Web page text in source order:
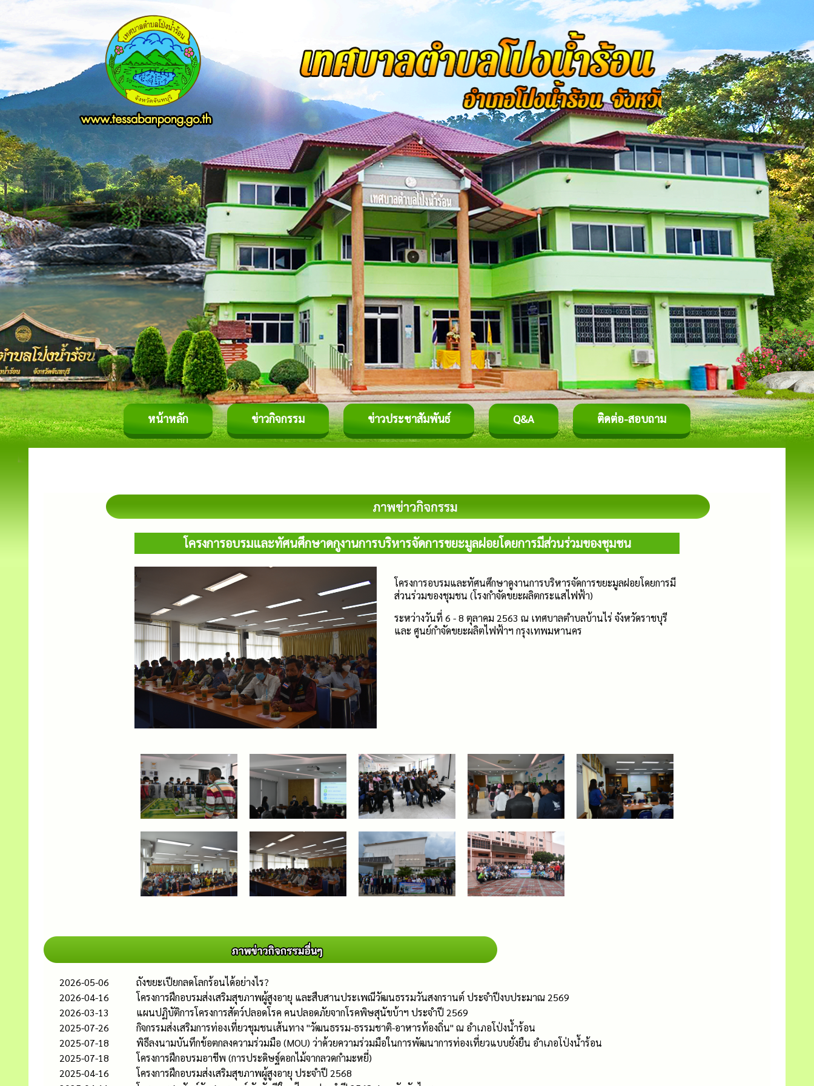
หน้าหลัก ข่าวกิจกรรม ข่าวประชาสัมพันธ์ Q&A ติดต่อ-สอบถาม
โครงการอบรมและทัศนศึกษาดกูงานการบริหารจัดการขยะมูลฝอยโดยการมีส่วนร่วมของชุมชน
โครงการอบรมและทัศนศึกษาดูงานการบริหารจัดการขยะมูลฝอยโดยการมี
ส่วนร่วมของชุมชน (โรงกำจัดขยะผลิตกระแสไฟฟ้า)
ระหว่างวันที่ 6 - 8 ตุลาคม 2563 ณ เทศบาลตำบลบ้านไร่ จังหวัดราชบุรี
และ ศูนย์กำจัดขยะผลิตไฟฟ้าฯ กรุงเทพมหานคร
2026-05-06
ถังขยะเปียกลดโลกร้อนได้อย่างไร?
2026-04-16
โครงการฝึกอบรมส่งเสริมสุขภาพผู้สูงอายุ และสืบสานประเพณีวัฒนธรรมวันสงกรานต์ ประจำปีงบประมาณ 2569
2026-03-13
แผนปฏิบัติการโครงการสัตว์ปลอดโรค คนปลอดภัยจากโรคพิษสุนัขบ้าฯ ประจำปี 2569
2025-07-26
กิจกรรมส่งเสริมการท่องเที่ยวชุมชนเส้นทาง "วัฒนธรรม-ธรรมชาติ-อาหารท้องถิ่น" ณ อำเภอโป่งน้ำร้อน
2025-07-18
พิธีลงนามบันทึกข้อตกลงความร่วมมือ (MOU) ว่าด้วยความร่วมมือในการพัฒนาการท่องเที่ยวแบบยั่งยืน อำเภอโป่งน้ำร้อน
2025-07-18
โครงการฝึกอบรมอาชีพ (การประดิษฐ์ดอกไม้จากลวดกำมะหยี่)
2025-04-16
โครงการฝึกอบรมส่งเสริมสุขภาพผู้สูงอายุ ประจำปี 2568